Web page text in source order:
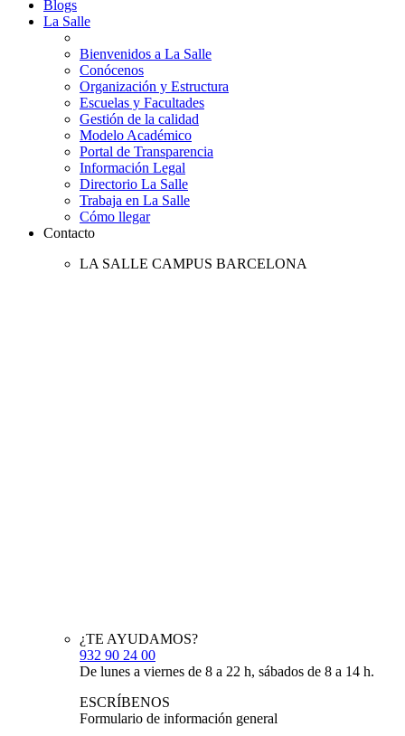
Blogs
La Salle
Bienvenidos a La Salle
Conócenos
Organización y Estructura
Escuelas y Facultades
Gestión de la calidad
Modelo Académico
Portal de Transparencia
Información Legal
Directorio La Salle
Trabaja en La Salle
Cómo llegar
Contacto
LA SALLE CAMPUS BARCELONA
¿TE AYUDAMOS?
932 90 24 00
De lunes a viernes de 8 a 22 h, sábados de 8 a 14 h.
ESCRÍBENOS
Formulario de información general